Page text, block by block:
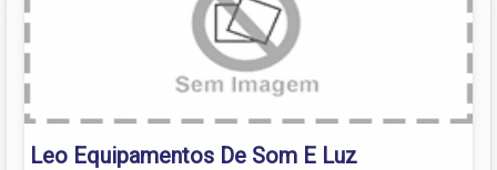
Leo Equipamentos De Som E Luz